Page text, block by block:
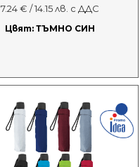
7.24 € / 14.15 лв. с ДДС
Цвят: ТЪМНО СИН